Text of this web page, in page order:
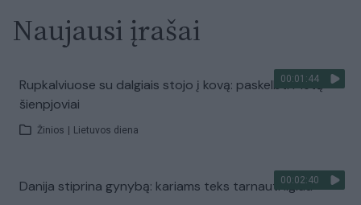
Naujausi įrašai
00:01:44
Rupkalviuose su dalgiais stojo į kovą: paskelbti Metų
šienpjoviai
Žinios Lietuvos diena
00:02:40
Danija stiprina gynybą: kariams teks tarnauti ilgiau